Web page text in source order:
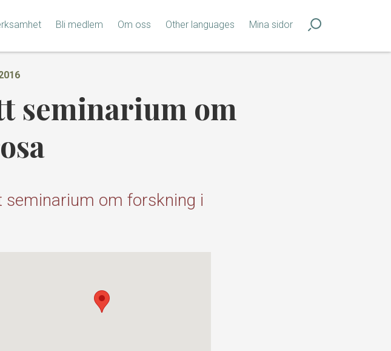
Bli medlem Om oss Other languages Mina sidor
seminarium om
om forskning i